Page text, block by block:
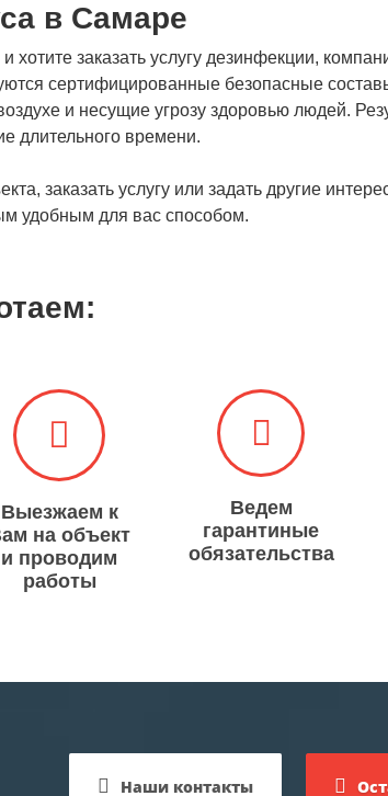
в Самаре
заказать услугу дезинфекции,
сертифицированные безопасные
и несущие угрозу здоровью людей.
длительного времени.
заказать услугу или задать другие
удобным для вас способом.
Выезжаем к
на объект
и проводим
работы​​​​​​​
Ведем
гарантиные
обязательства
Наши контакты